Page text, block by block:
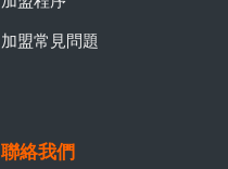
加盟常見問題
聯絡我們